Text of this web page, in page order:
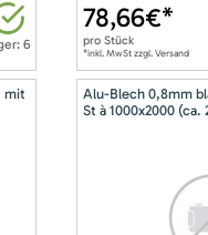
6
78,66€*
proStück
*inkl. MwSt zzgl. Versand
mit
Alu-Blech 0,8mm
St à 1000x2000 (ca.